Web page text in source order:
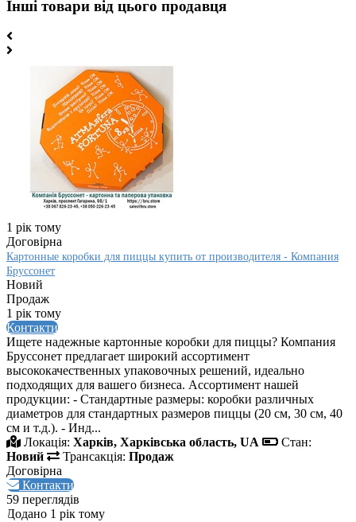
Інші товари від цього продавця
1 рік тому
Договірна
Картонные коробки для пиццы купить от производителя - Компания
Бруссонет
Новий
Продаж
1 рік тому
Контакти
Ищете надежные картонные коробки для пиццы? Компания
Бруссонет предлагает широкий ассортимент
высококачественных упаковочных решений, идеально
подходящих для вашего бизнеса. Ассортимент нашей
продукции: - Стандартные размеры: коробки различных
диаметров для стандартных размеров пиццы (20 см, 30 см, 40
см и т.д.). - Инд...
Локація: Харків, Харківська область, UA
Стан:
Новий
Трансакція: Продаж
Договірна
Контакти
59 переглядів
Додано 1 рік тому